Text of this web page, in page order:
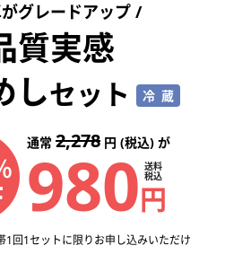
グレードアップ
質実感
しセット 冷蔵
通常 2,278 円 (税込) が
980 送料
税込
円
1回1セットに限りお申し込みいただけ